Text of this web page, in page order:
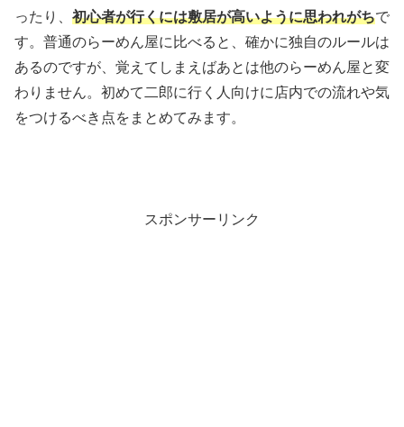
ったり、 初心者が行くには敷居が高いように思われがちで
す。普通のらーめん屋に比べると、確かに独自のルールは
あるのですが、覚えてしまえばあとは他のらーめん屋と変
わりません。初めて二郎に行く人向けに店内での流れや気
をつけるべき点をまとめてみます。
スポンサーリンク